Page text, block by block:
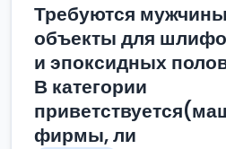
Требуются
объекты для
и эпоксидных
В категории
фирмы, ли